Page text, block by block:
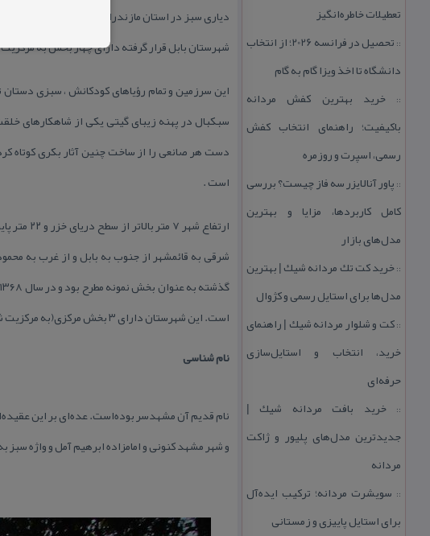
تعطیلات خاطره‌انگیز
::
تحصیل در فرانسه 2026؛ از انتخاب
دانشگاه تا اخذ ویزا گام به گام
::خرید بهترین كفش مردانه
باكیفیت؛ راهنمای انتخاب كفش
رسمی، اسپرت و روزمره
:: پاور آنالایزر سه فاز چیست؟ بررسی
كامل كاربردها، مزایا و بهترین
مدل‌های بازار
::خرید كت تك مردانه شیك | بهترین
مدل‌ها برای استایل رسمی و كژوال
::كت و شلوار مردانه شیك | راهنمای
خرید، انتخاب و استایل‌سازی
حرفه‌ای
::خرید بافت مردانه شیك |
جدیدترین مدل‌های پلیور و ژاكت
مردانه
:: سویشرت مردانه؛ تركیب ایده‌آل
برای استایل پاییزی و زمستانی
شهرستان بابل قرار گرفته دارای چهار بخش به
این سرزمین و تمام رؤیاهای كودكانش ، سبزی
سبكبال در پهنه زیبای گیتی یكی از شاهكارهای
دست هر صانعی را از ساخت چنین آثار بكری كوتاه
است .
ارتفاع
شرقی به قائمشهر از جنوب به بابل و از غرب به
است. این شهرستان دارای ۳ بخش مركزی(به مركزیت شهربابسر) ، بهنمیر (به مركزیت شهربهنمیر) و رودبست (به مركزیت شهرهادی) می‌باشد.
نام شناسی
نام قدیم آن مشهدسر بوده‌است. عده‌ای بر این
و شهر مشهد كنونی و امامزاده ابرهیم آمل و واژه